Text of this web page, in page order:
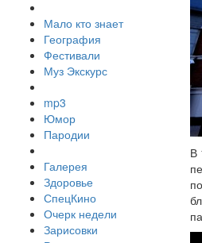
Мало кто знает
География
Фестивали
Муз Экскурс
mp3
Юмор
Пародии
Галерея
Здоровье
СпецКино
Очерк недели
Зарисовки
В